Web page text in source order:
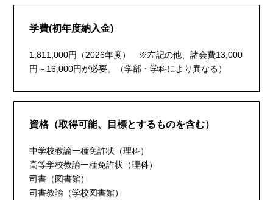
学費(初年度納入金)
1,811,000円（2026年度） ※左記の他、諸会費13,000
円～16,000円が必要。（学部・学科により異なる）
資格（取得可能、目標とするものを含む）
中学校教諭一種免許状（理科）
高等学校教諭一種免許状（理科）
司書（図書館）
司書教諭（学校図書館）